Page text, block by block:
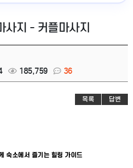
사지 - 커플마사지
185,759 36
목록 답변
숙소에서 즐기는 힐링 가이드